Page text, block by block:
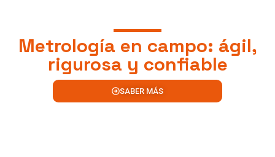
Metrología en campo: ágil,
rigurosa y confiable
SABER MÁS